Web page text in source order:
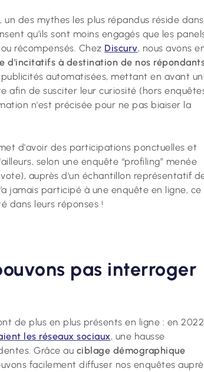
, un des mythes les plus répandus réside dans
qu’ils sont moins engagés que les
récompensés. Chez Discurv, nous avons
d'incitatifs à destination de nos
automatisées, mettant en avant
afin de susciter leur curiosité (hors
n'est précisée pour ne pas biaiser la
d'avoir des participations ponctuelles et
selon une enquête “profiling” menée
auprès d'un échantillon représentatif
jamais participé à une enquête en ligne, ce
dans leurs réponses !
pas interroger
de plus en plus présents en ligne : en
les réseaux sociaux, une hausse
Grâce au ciblage démographique
facilement diffuser nos enquêtes